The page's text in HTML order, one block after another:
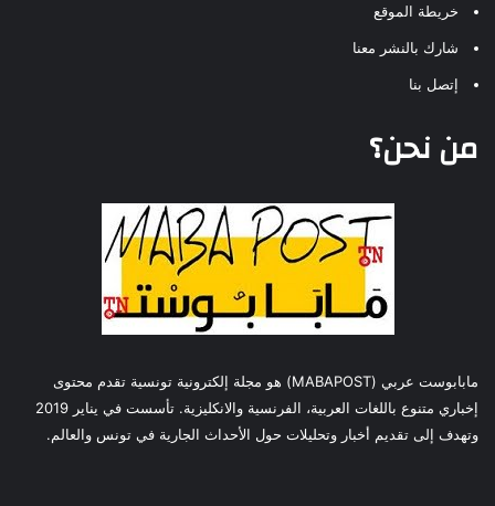
خريطة الموقع
شارك بالنشر معنا
إتصل بنا
من نحن؟
مابابوست عربي (MABAPOST) هو مجلة إلكترونية تونسية تقدم محتوى
إخباري متنوع باللغات العربية، الفرنسية والانكليزية. تأسست في يناير 2019
وتهدف إلى تقديم أخبار وتحليلات حول الأحداث الجارية في تونس والعالم.